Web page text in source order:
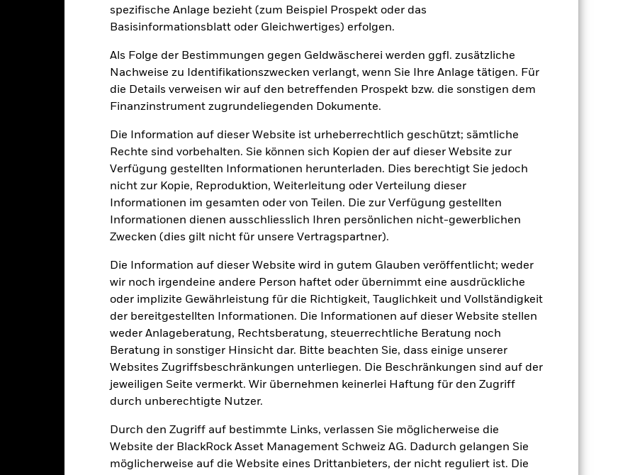
spezifische Anlage bezieht (zum Beispiel Prospekt oder das
Basisinformationsblatt oder Gleichwertiges) erfolgen.
Als Folge der Bestimmungen gegen Geldwäscherei werden ggfl. zusätzliche
Nachweise zu Identifikationszwecken verlangt, wenn Sie Ihre Anlage tätigen. Für
die Details verweisen wir auf den betreffenden Prospekt bzw. die sonstigen dem
Finanzinstrument zugrundeliegenden Dokumente.
Die Information auf dieser Website ist urheberrechtlich geschützt; sämtliche
Rechte sind vorbehalten. Sie können sich Kopien der auf dieser Website zur
Verfügung gestellten Informationen herunterladen. Dies berechtigt Sie jedoch
nicht zur Kopie, Reproduktion, Weiterleitung oder Verteilung dieser
Informationen im gesamten oder von Teilen. Die zur Verfügung gestellten
Informationen dienen ausschliesslich Ihren persönlichen nicht-gewerblichen
Zwecken (dies gilt nicht für unsere Vertragspartner).
Die Information auf dieser Website wird in gutem Glauben veröffentlicht; weder
wir noch irgendeine andere Person haftet oder übernimmt eine ausdrückliche
oder implizite Gewährleistung für die Richtigkeit, Tauglichkeit und Vollständigkeit
der bereitgestellten Informationen. Die Informationen auf dieser Website stellen
weder Anlageberatung, Rechtsberatung, steuerrechtliche Beratung noch
Beratung in sonstiger Hinsicht dar. Bitte beachten Sie, dass einige unserer
Websites Zugriffsbeschränkungen unterliegen. Die Beschränkungen sind auf der
jeweiligen Seite vermerkt. Wir übernehmen keinerlei Haftung für den Zugriff
durch unberechtigte Nutzer.
Durch den Zugriff auf bestimmte Links, verlassen Sie möglicherweise die
Website der BlackRock Asset Management Schweiz AG. Dadurch gelangen Sie
möglicherweise auf die Website eines Drittanbieters, der nicht reguliert ist. Die
-5.7 6.3 -13.7 29.9 21.9 30.0 -24.1 18.7
2.6 10.2 -10.6 26.0 -3.3 25.1 -9.5 15.8 8.6 19.4
der Berechnung wurden die laufenden Kosten abgezogen. Aus der Berechnung ausgenommen sind
und Rücknahmeabschläge.
aufgeführten Zahlen beziehen sich auf die Wertentwicklung in der Vergangenheit.
Die Wertentwicklung in
Zukunft vollkommen anders entwickeln. Dies kann Ihnen helfen zu beurteilen, wie der Fonds in der
verwaltet wurde.
Wertentwicklung wird auf der Grundlage eines Nettoinventarwerts (NIW) mit reinvestiertem Bruttoertrag
sofern vorhanden. Aufgrund von Währungsschwankungen kann Ihre Rendite höher oder geringer
falls Sie in einer anderen Währung als derjenigen investieren, in der die Wertentwicklung in der
berechnet wurde.Quelle:Blackrock
Wesentliche Risiken
Länder, Währungen oder Unternehmen konzentriert. Folglich reagiert der Fonds anfälliger auf lokale
nachhaltigkeitsbezogene oder aufsichtsrechtliche Ereignisse.Der Wert von Aktien und aktienähnlichen
an den Börsen beeinflusst werden. Weitere Einflussfaktoren sind Meldungen aus Politik und
und wichtige Unternehmensereignisse.
Der Fonds ist bestrebt, Unternehmen mit bestimmten
mit den ESG-Kriterien nicht vereinbar sind. Das ESG-Screening kann das potenzielle Anlageuniversum
von Instituten, die Dienstleistungen wie die Verwahrung von Vermögenswerten anbieten oder als
mit anderen Instrumenten auftreten, kann zu Verlusten für den Fonds führen.